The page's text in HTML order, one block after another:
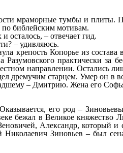
мраморные тумбы и
по библейским мотивам.
осталось, – отвечает гид.
– удивляюсь.
крепость Копорье из
практически за
направлении.
дремучим старцем. Умер он
– Дмитрию. Жена его
его род –
бежал в Великое княжество
Александр, который
Зиновьев – был